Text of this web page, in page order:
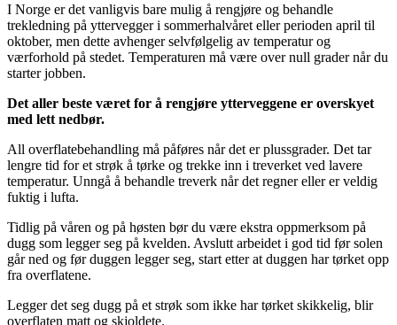
I Norge er det vanligvis bare mulig å rengjøre og behandle
trekledning på yttervegger i sommerhalvåret eller perioden april til
oktober, men dette avhenger selvfølgelig av temperatur og
værforhold på stedet. Temperaturen må være over null grader når du
starter jobben.
Det aller beste været for å rengjøre ytterveggene er overskyet
med lett nedbør.
All overflatebehandling må påføres når det er plussgrader. Det tar
lengre tid for et strøk å tørke og trekke inn i treverket ved lavere
temperatur. Unngå å behandle treverk når det regner eller er veldig
fuktig i lufta.
Tidlig på våren og på høsten bør du være ekstra oppmerksom på
dugg som legger seg på kvelden. Avslutt arbeidet i god tid før solen
går ned og før duggen legger seg, start etter at duggen har tørket opp
fra overflatene.
Legger det seg dugg på et strøk som ikke har tørket skikkelig, blir
overflaten matt og skjoldete.